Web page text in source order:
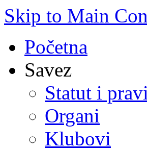
Skip to Main
Početna
Savez
Statut i
Organi
Klubovi